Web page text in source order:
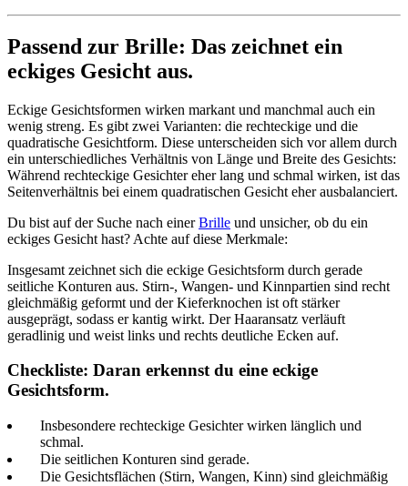
Passend zur Brille: Das zeichnet ein
eckiges Gesicht aus.
Eckige Gesichtsformen wirken markant und manchmal auch ein
wenig streng. Es gibt zwei Varianten: die rechteckige und die
quadratische Gesichtform. Diese unterscheiden sich vor allem durch
ein unterschiedliches Verhältnis von Länge und Breite des Gesichts:
Während rechteckige Gesichter eher lang und schmal wirken, ist das
Seitenverhältnis bei einem quadratischen Gesicht eher ausbalanciert.
Du bist auf der Suche nach einer Brille und unsicher, ob du ein
eckiges Gesicht hast? Achte auf diese Merkmale:
Insgesamt zeichnet sich die eckige Gesichtsform durch gerade
seitliche Konturen aus. Stirn-, Wangen- und Kinnpartien sind recht
gleichmäßig geformt und der Kieferknochen ist oft stärker
ausgeprägt, sodass er kantig wirkt. Der Haaransatz verläuft
geradlinig und weist links und rechts deutliche Ecken auf.
Checkliste: Daran erkennst du eine eckige
Gesichtsform.
Insbesondere rechteckige Gesichter wirken länglich und
schmal.
Die seitlichen Konturen sind gerade.
Die Gesichtsflächen (Stirn, Wangen, Kinn) sind gleichmäßig